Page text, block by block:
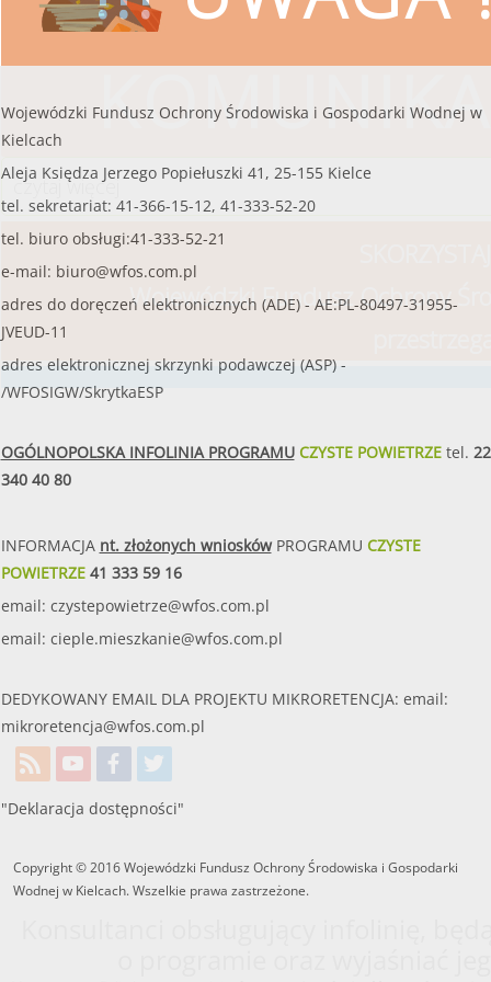
czytaj więcej
Wojewódzki Fundusz Ochrony
Wojewódzki Fundusz Ochrony Środowiska i Gospodarki Wodnej w
Kielcach
Aleja Księdza Jerzego Popiełuszki 41, 25-155 Kielce
tel. sekretariat: 41-366-15-12, 41-333-52-20
tel. biuro obsługi:41-333-52-21
e-mail: biuro@wfos.com.pl
adres do doręczeń elektronicznych (ADE) - AE:PL-80497-31955-
JVEUD-11
adres elektronicznej skrzynki podawczej (ASP) -
/WFOSIGW/SkrytkaESP
OGÓLNOPOLSKA INFOLINIA PROGRAMUCZYSTE POWIETRZEtel. 22
340 40 80
INFORMACJA nt. złożonych wnioskówPROGRAMU CZYSTE
POWIETRZE41 333 59 16
email: czystepowietrze@wfos.com.pl
email: cieple.mieszkanie@wfos.com.pl
DEDYKOWANY EMAIL DLA PROJEKTU MIKRORETENCJA: email:
mikroretencja@wfos.com.pl
"Deklaracja dostępności"
Copyright © 2016 Wojewódzki Fundusz Ochrony Środowiska i Gospodarki
Wodnej w Kielcach. Wszelkie prawa zastrzeżone.